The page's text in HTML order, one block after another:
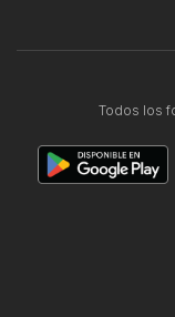
Todos los